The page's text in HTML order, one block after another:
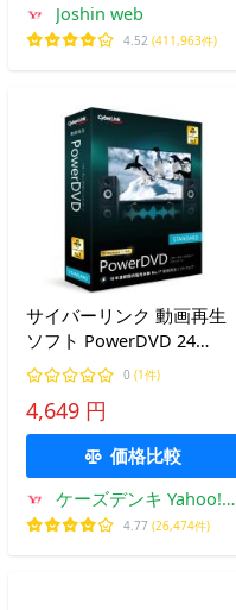
Joshin web
4.52 (411,963件)
サイバーリンク 動画再生
ソフト PowerDVD 24
Standard 通常版
0 (1件)
4,649 円
価格比較
ケーズデンキ Yahoo!シ
ョップ
4.77 (26,474件)